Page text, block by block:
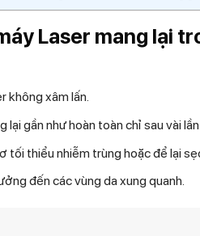
Laser mang lại
không xâm lấn.
lại gần như hoàn toàn chỉ sau vài
tối thiểu nhiễm trùng hoặc để lại
đến các vùng da xung quanh.